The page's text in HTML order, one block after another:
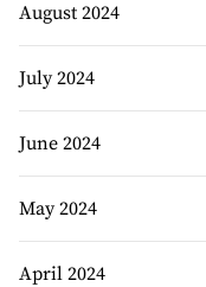
August 2024
July 2024
June 2024
May 2024
April 2024